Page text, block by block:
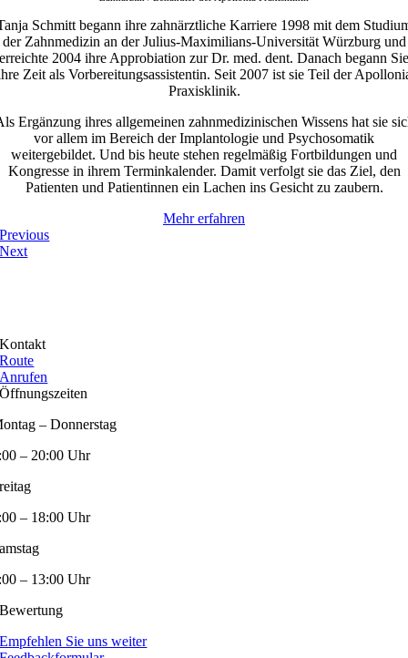
Schmitt begann ihre zahnärztliche Karriere 1998 mit dem
der Zahnmedizin an der Julius-Maximilians-Universität Würzburg und
erreichte 2004 ihre Approbiation zur Dr. med. dent. Danach begann Sie
Zeit als Vorbereitungsassistentin. Seit 2007 ist sie Teil der
Praxisklinik.
Ergänzung ihres allgemeinen zahnmedizinischen Wissens hat sie
vor allem im Bereich der Implantologie und Psychosomatik
weitergebildet. Und bis heute stehen regelmäßig Fortbildungen und
Kongresse in ihrem Terminkalender. Damit verfolgt sie das Ziel, den
Patienten und Patientinnen ein Lachen ins Gesicht zu zaubern.
Mehr erfahren
Previous
Next
Kontakt
Route
Anrufen
Öffnungszeiten
– Donnerstag
– 20:00 Uhr
– 18:00 Uhr
– 13:00 Uhr
Bewertung
Empfehlen Sie uns weiter